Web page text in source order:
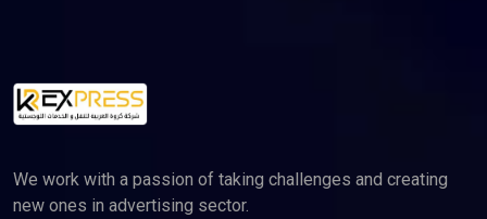
We work with a passion of taking challenges and creating
new ones in advertising sector.